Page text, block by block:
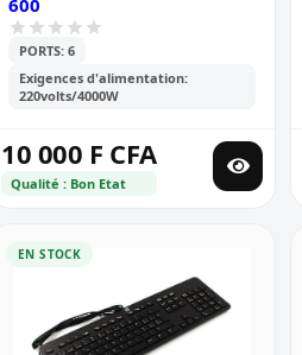
600
PORTS: 6
Exigences d'alimentation:
220volts/4000W
10 000 F CFA
Qualité : Bon Etat
EN STOCK